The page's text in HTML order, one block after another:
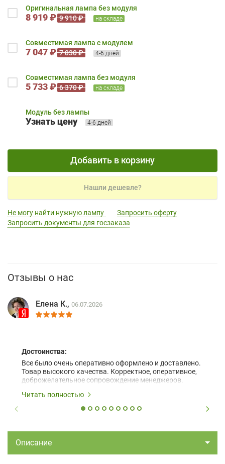
Оригинальная лампа без модуля
8 919 ₽ 9 910 ₽ на складе
Совместимая лампа с модулем
7 047 ₽ 7 830 ₽ 4-6 дней
Совместимая лампа без модуля
5 733 ₽ 6 370 ₽ на складе
Модуль без лампы
Узнать цену 4-6 дней
Добавить в корзину
Нашли дешевле?
Не могу найти нужную лампу
Запросить оферту
Запросить документы для госзаказа
Отзывы о нас
Елена К., 06.07.2026
Достоинства:
Все было очень оперативно оформлено и доставлено.
Товар высокого качества. Корректное, оперативное,
доброжелательное сопровождение менеджеров.
Читать полностью
Описание